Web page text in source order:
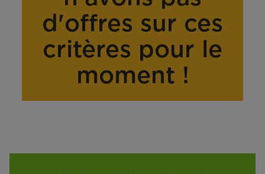
d'offres sur ces
critères pour le
moment !